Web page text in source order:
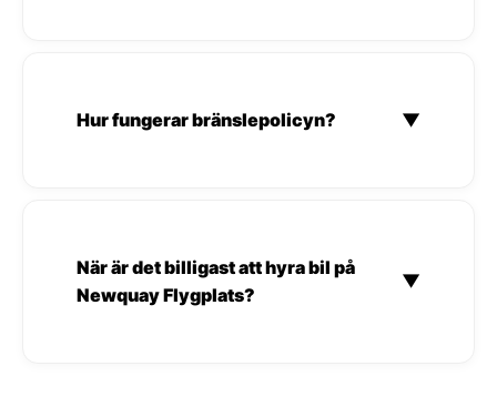
Hur fungerar bränslepolicyn? ▼
När är det billigast att hyra bil på
Newquay Flygplats?
▼